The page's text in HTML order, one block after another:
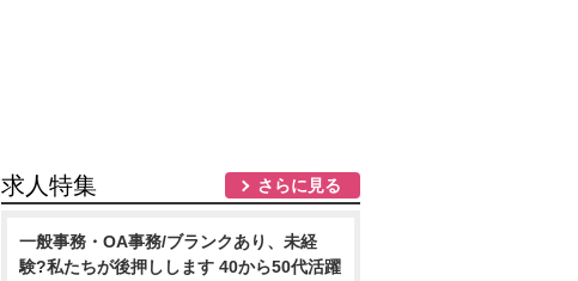
求人特集 さらに見る
一般事務・OA事務/ブランクあり、未経
験?私たちが後押しします 40から50代活躍